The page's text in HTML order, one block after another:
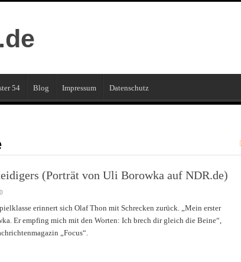
54 Blog Impressum Datenschutz
(Porträt von Uli Borowka auf NDR.de)
0
erinnert sich Olaf Thon mit Schrecken zurück. „Mein erster
Er empfing mich mit den Worten: Ich brech dir gleich die Beine“,
„Focus“.